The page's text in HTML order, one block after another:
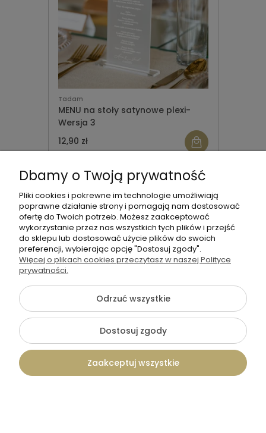
Tadam
MENU na stoły satynowe plexi-
Wersja 3
12,90 zł
Tadam
MENU na stoły satynowe plexi-
Wersja 4
Dbamy o Twoją prywatność
Pliki cookies i pokrewne im technologie umożliwiają
poprawne działanie strony i pomagają nam dostosować
ofertę do Twoich potrzeb. Możesz zaakceptować
wykorzystanie przez nas wszystkich tych plików i przejść
do sklepu lub dostosować użycie plików do swoich
preferencji, wybierając opcję "Dostosuj zgody".
Więcej o plikach cookies przeczytasz w naszej Polityce
prywatności.
Odrzuć wszystkie
Dostosuj zgody
Zaakceptuj wszystkie